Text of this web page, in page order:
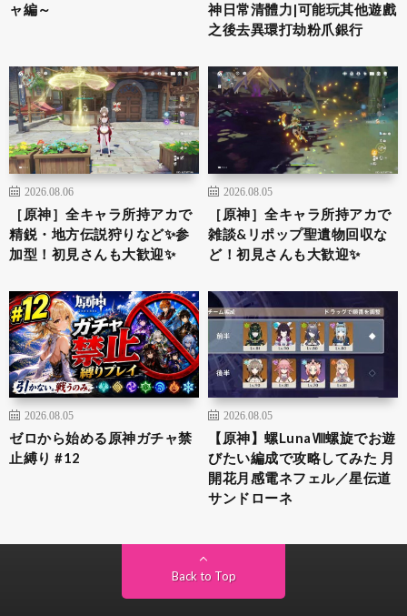
ャ編～
神日常清體力|可能玩其他遊戲
之後去異環打劫粉爪銀行
2026.08.06
［原神］全キャラ所持アカで
精鋭・地方伝説狩りなど✨参
加型！初見さんも大歓迎✨
2026.08.05
［原神］全キャラ所持アカで
雑談&リポップ聖遺物回収な
ど！初見さんも大歓迎✨
2026.08.05
ゼロから始める原神ガチャ禁
止縛り #12
2026.08.05
【原神】螺LunaⅧ螺旋でお遊
びたい編成で攻略してみた 月
開花月感電ネフェル／星伝道
サンドローネ
Back to Top